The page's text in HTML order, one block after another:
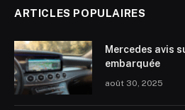
ARTICLES POPULAIRES
Mercedes avis
embarquée
août 30, 2025